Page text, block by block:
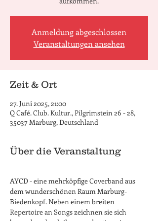
Anmeldung abgeschlossen
Veranstaltungen ansehen
Zeit & Ort
27. Juni 2025, 21:00
Q Café. Club. Kultur., Pilgrimstein 26 - 28,
35037 Marburg, Deutschland
Über die Veranstaltung
AYCD - eine mehrköpfige Coverband aus
dem wunderschönen Raum Marburg-
Biedenkopf. Neben einem breiten
Repertoire an Songs zeichnen sie sich